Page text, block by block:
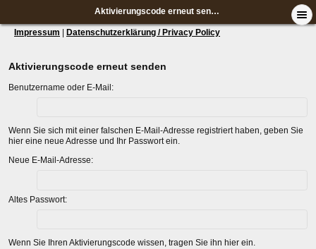
Aktivierungscode erneut senden
Impressum Datenschutzerklärung / Privacy Policy
Aktivierungscode erneut senden
Benutzername oder E-Mail:
Wenn Sie sich mit einer falschen E-Mail-Adresse registriert haben, geben Sie
hier eine neue Adresse und Ihr Passwort ein.
Neue E-Mail-Adresse:
Altes Passwort:
Wenn Sie Ihren Aktivierungscode wissen, tragen Sie ihn hier ein.